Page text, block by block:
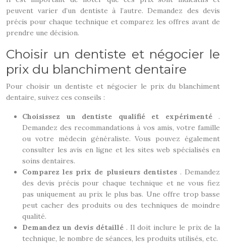
peuvent varier d’un dentiste à l’autre. Demandez des devis
précis pour chaque technique et comparez les offres avant de
prendre une décision.
Choisir un dentiste et négocier le
prix du blanchiment dentaire
Pour choisir un dentiste et négocier le prix du blanchiment
dentaire, suivez ces conseils :
Choisissez un dentiste qualifié et expérimenté .
Demandez des recommandations à vos amis, votre famille
ou votre médecin généraliste. Vous pouvez également
consulter les avis en ligne et les sites web spécialisés en
soins dentaires.
Comparez les prix de plusieurs dentistes . Demandez
des devis précis pour chaque technique et ne vous fiez
pas uniquement au prix le plus bas. Une offre trop basse
peut cacher des produits ou des techniques de moindre
qualité.
Demandez un devis détaillé . Il doit inclure le prix de la
technique, le nombre de séances, les produits utilisés, etc.